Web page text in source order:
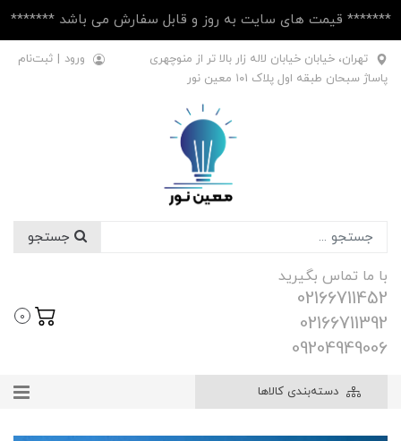
******* قیمت های سایت به روز و قابل سفارش می باشد *******
تهران، خیابان خیابان لاله زار بالا تر از منوچهری
پاساژ سبحان طبقه اول پلاک ۱۰1 معین نور
ورود | ثبت‌نام
با ما تماس بگیرید
02166711452
02166711392
09204949006
0
دسته‌بندی کالاها